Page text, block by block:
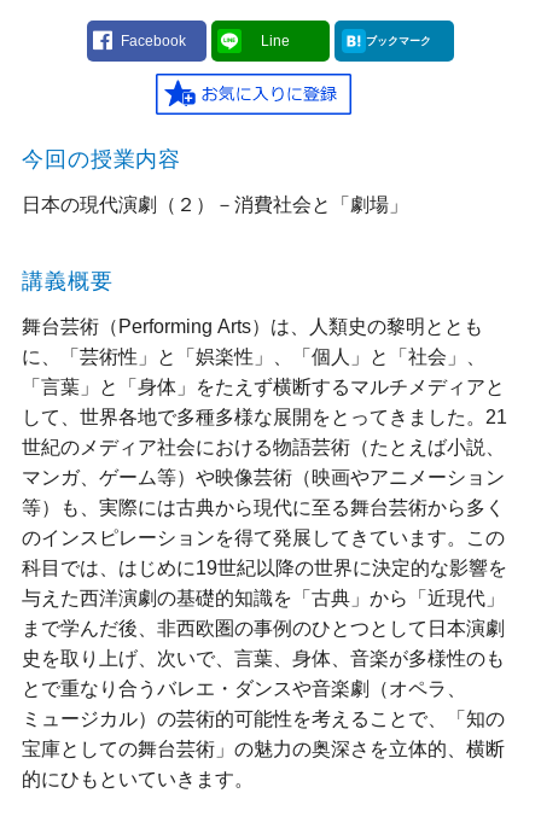
Facebook Line ブックマーク
今回の授業内容
日本の現代演劇（２）－消費社会と「劇場」
講義概要
舞台芸術（Performing Arts）は、人類史の黎明ととも
に、「芸術性」と「娯楽性」、「個人」と「社会」、
「言葉」と「身体」をたえず横断するマルチメディアと
して、世界各地で多種多様な展開をとってきました。21
世紀のメディア社会における物語芸術（たとえば小説、
マンガ、ゲーム等）や映像芸術（映画やアニメーション
等）も、実際には古典から現代に至る舞台芸術から多く
のインスピレーションを得て発展してきています。この
科目では、はじめに19世紀以降の世界に決定的な影響を
与えた西洋演劇の基礎的知識を「古典」から「近現代」
まで学んだ後、非西欧圏の事例のひとつとして日本演劇
史を取り上げ、次いで、言葉、身体、音楽が多様性のも
とで重なり合うバレエ・ダンスや音楽劇（オペラ、
ミュージカル）の芸術的可能性を考えることで、「知の
宝庫としての舞台芸術」の魅力の奥深さを立体的、横断
的にひもといていきます。